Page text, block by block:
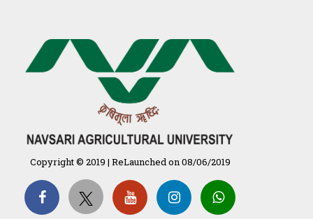
દેશી ગાય આધારિત પ્રાકૃતિક ખેતી
गुणवत्ता युक्त कृषि-शिक्षा एक पहल" - भारतीय
कृषि अनुसंधान परिषद की 25वीं अखिल
भारतीय कृषि प्रवेश परीक्षा 2020
Organization Structure
Copyright © 2019 | ReLaunched on 08/06/2019